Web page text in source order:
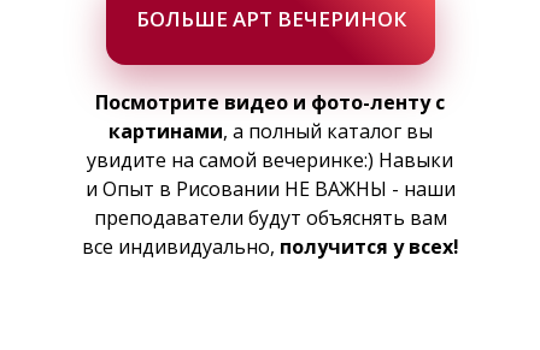
БОЛЬШЕ АРТ ВЕЧЕРИНОК
Посмотрите видео и фото-ленту с
картинами, а полный каталог вы
увидите на самой вечеринке:) Навыки
и Опыт в Рисовании НЕ ВАЖНЫ - наши
преподаватели будут объяснять вам
все индивидуально, получится у всех!